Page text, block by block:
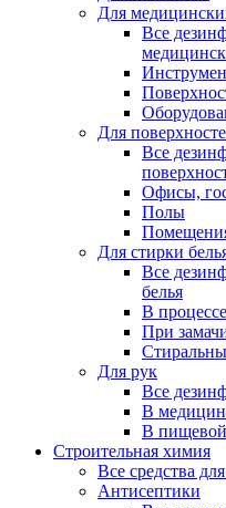
Для
Все
Для
Все
Офисы,
Полы
Для стирки
Все
белья
В
При
Для рук
Все
В
В
Строительная химия
Все средства
Антисептики